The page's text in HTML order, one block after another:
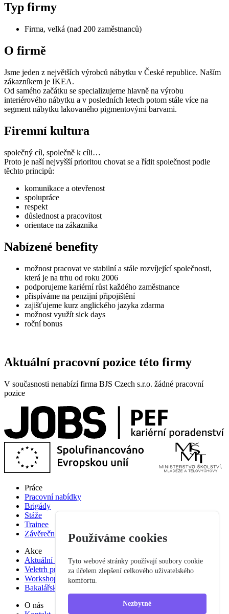
Typ firmy
Firma, velká (nad 200 zaměstnanců)
O firmě
Jsme jeden z největších výrobců nábytku v České republice. Naším
zákazníkem je IKEA.
Od samého začátku se specializujeme hlavně na výrobu
interiérového nábytku a v posledních letech potom stále více na
segment nábytku lakovaného pigmentovými barvami.
Firemní kultura
společný cíl, společně k cíli…
Proto je naší nejvyšší prioritou chovat se a řídit společnost podle
těchto principů:
komunikace a otevřenost
spolupráce
respekt
důslednost a pracovitost
orientace na zákaznika
Nabízené benefity
možnost pracovat ve stabilní a stále rozvíjející společnosti,
která je na trhu od roku 2006
podporujeme kariérní růst každého zaměstnance
přispíváme na penzijní připojištění
zajišťujeme kurz anglického jazyka zdarma
možnost využít sick days
roční bonus
Aktuální pracovní pozice této firmy
V současnosti nenabízí firma BJS Czech s.r.o. žádné pracovní
pozice
Práce
Pracovní nabídky
Brigády
Stáže
Trainee
Závěrečné práce
Akce
Aktuální akce
Veletrh pracovních příležitostí
Workshop studium pro praxi
Bakalářská praxe
O nás
Používáme cookies
Tyto webové stránky používají soubory cookie
za účelem zlepšení celkového uživatelského
komfortu.
Nezbytné